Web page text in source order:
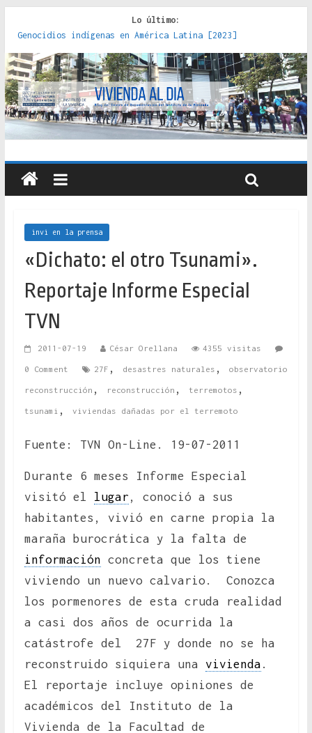
Lo último:
Genocidios indígenas en América Latina [2023]
Estudios sobre la espacialización de los Estados :
políticas, prácticas y representaciones [2022]
Donde el pedernal choca con el acero : hacia una teoría
crítica de las fronteras latinoamericanas [2020]
Criterios técnicos para una vivienda adecuada [2019]
Red de consultorios de la Caja del Seguro Obrero en
Santiago : un patrimonio emblemático [2014]
invi en la prensa
«Dichato: el otro Tsunami».
Reportaje Informe Especial
TVN
2011-07-19 César Orellana 4355 visitas
0 Comment 27F , desastres naturales , observatorio
reconstrucción , reconstrucción , terremotos ,
tsunami , viviendas dañadas por el terremoto
Fuente: TVN On-Line. 19-07-2011
Durante 6 meses Informe Especial
visitó el lugar , conoció a sus
habitantes, vivió en carne propia la
maraña burocrática y la falta de
información concreta que los tiene
viviendo un nuevo calvario. Conozca
los pormenores de esta cruda realidad
a casi dos años de ocurrida la
catástrofe del 27F y donde no se ha
reconstruido siquiera una vivienda .
El reportaje incluye opiniones de
académicos del Instituto de la
Vivienda de la Facultad de